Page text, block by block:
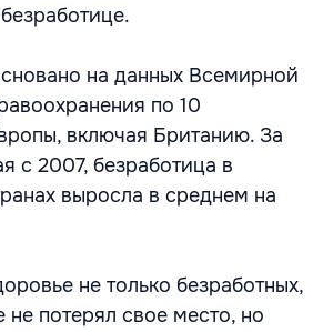
на данных Всемирной
по 10
включая Британию. За
с 2007, безработица в
выросла в среднем на
не только безработных,
не потерял свое место, но